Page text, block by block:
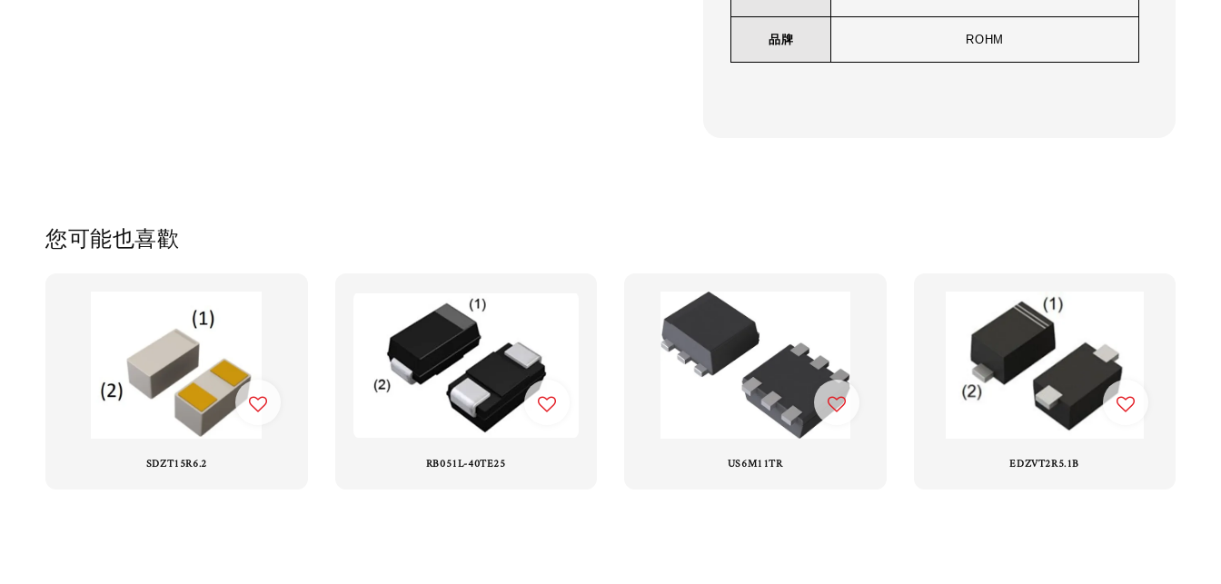
品牌 ROHM
您可能也喜歡
SDZT15R6.2 RB051L-40TE25 US6M11TR EDZVT2R5.1B